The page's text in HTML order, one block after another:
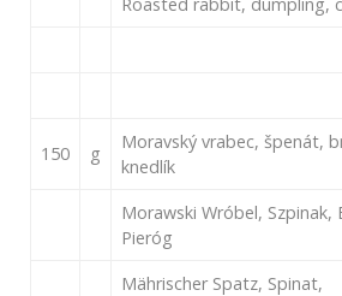
150 g
Moravský vrabec, špenát,
knedlík
Morawski Wróbel, Szpinak,
Pieróg
Mährischer Spatz, Spinat,